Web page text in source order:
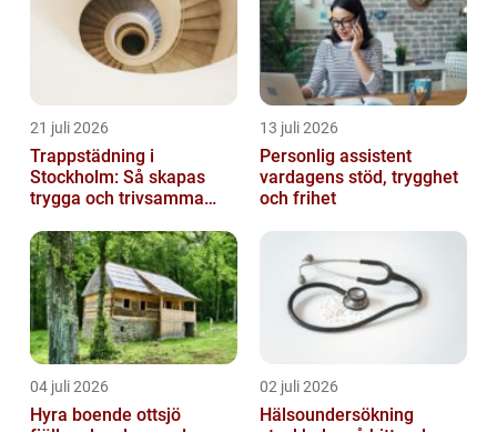
21 juli 2026
Trappstädning i
Stockholm: Så skapas
trygga och trivsamma
13 juli 2026
Personlig assistent
vardagens stöd, trygghet
och frihet
04 juli 2026
Hyra boende ottsjö
02 juli 2026
Hälsoundersökning